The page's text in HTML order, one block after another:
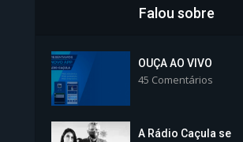
Colégios da Polícia...
Falou sobre
OUÇA AO VIVO
45 Comentários
A Rádio Caçula se